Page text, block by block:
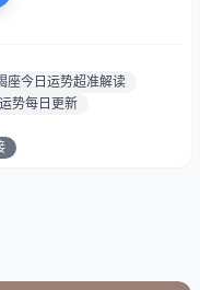
生活方式）
座今日运势超准解读
势每日更新